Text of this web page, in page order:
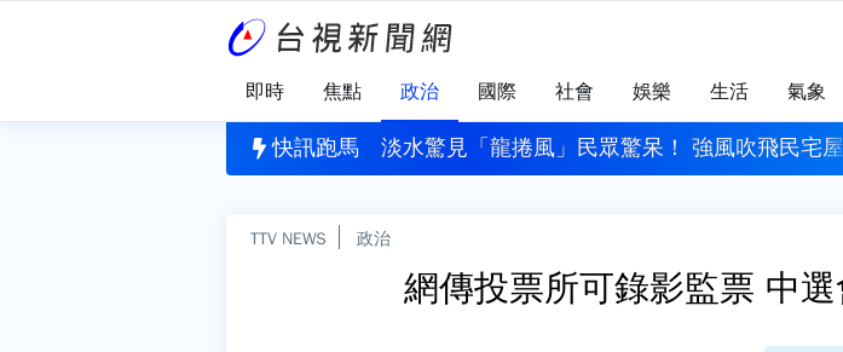
即時 焦點 政治 國際 社會 娛樂 生活 氣象
快訊跑馬
撞13車...險衝人群 賓士「擋下衝擊」救了很多人淡水驚見「龍捲風」民眾驚呆！ 強風吹飛民宅
TTV NEWS 政治
網傳投票所可錄影監票 中